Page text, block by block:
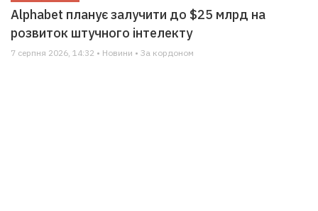
Alphabet планує залучити до $25 млрд на
розвиток штучного інтелекту
7 серпня 2026, 14:32 • Новини • За кордоном